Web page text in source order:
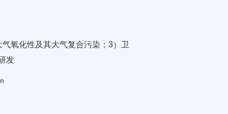
氧化性及其大气复合污染；3）卫
发